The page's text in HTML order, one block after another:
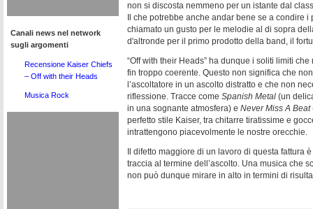
Canali news nel network
sugli argomenti
Recensione Kaiser Chiefs
– Off with their Heads
Musica Rock
non si discosta nemmeno per un istante dal
Il che potrebbe anche andar bene se a condire
chiamato un gusto per le melodie al di sopra
d'altronde per il primo prodotto della band, il
“Off with their Heads” ha dunque i soliti limiti
fin troppo coerente. Questo non significa che
l’ascoltatore in un ascolto distratto e che non
riflessione. Tracce come Spanish Metal (un
in una sognante atmosfera) e Never Miss A Beat
perfetto stile Kaiser, tra chitarre tiratissime e
intrattengono piacevolmente le nostre orecchie.
Il difetto maggiore di un lavoro di questa fattura
traccia al termine dell’ascolto. Una musica che
non può dunque mirare in alto in termini di